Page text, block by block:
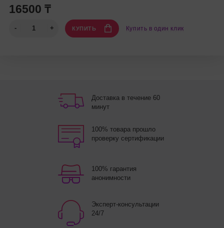
16500 ₸
КУПИТЬ Купить в один клик
Доставка в течение 60
минут
100% товара прошло
проверку сертификации
100% гарантия
анонимности
Эксперт-консультации
24/7